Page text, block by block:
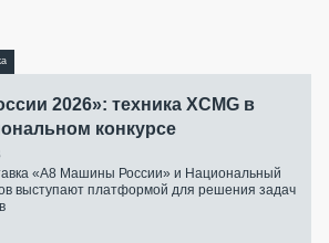
2026»: техника XCMG в
конкурсе
«А8 Машины России» и Национальный
выступают платформой для решения задач